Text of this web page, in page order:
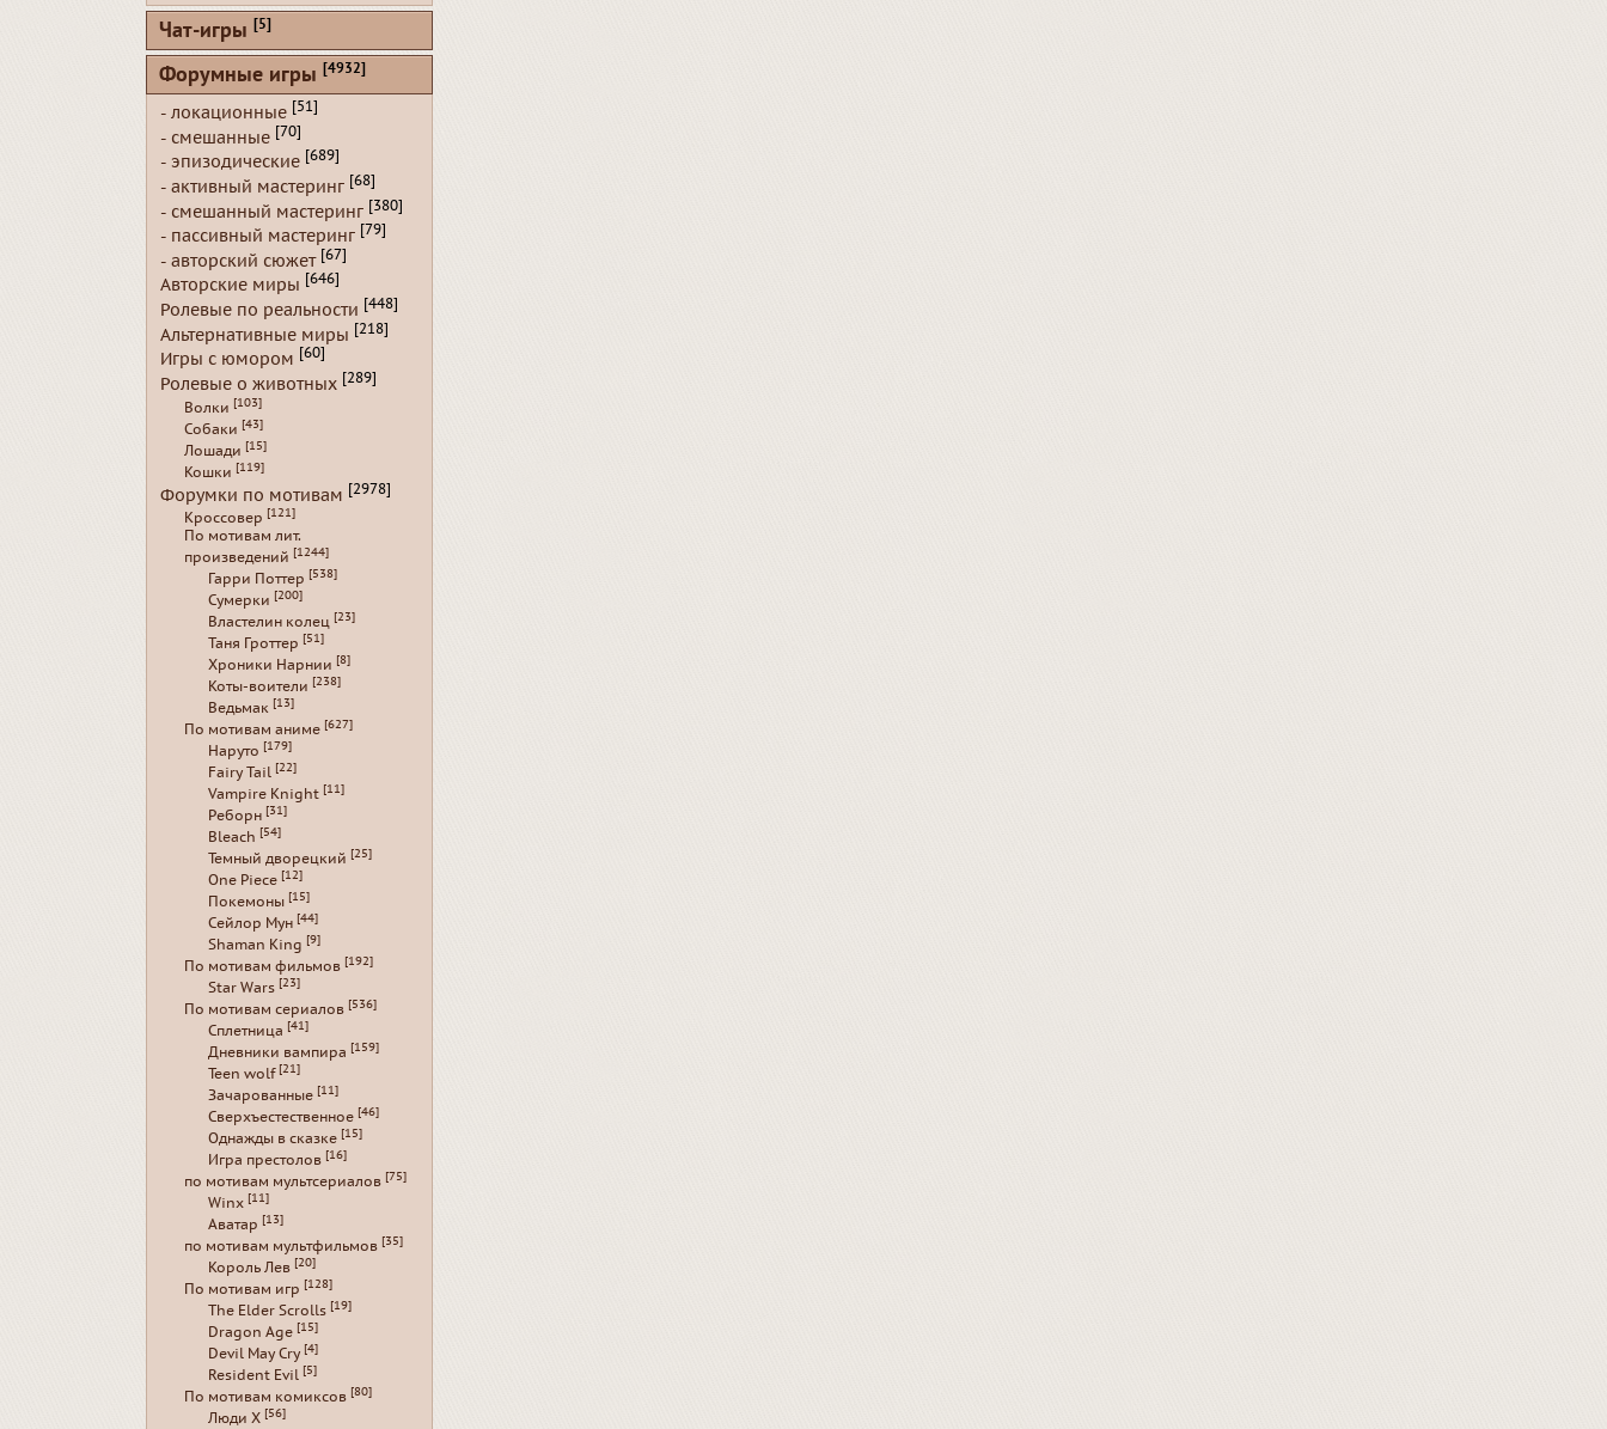
Чат-игры [5]
Форумные игры [4932]
- локационные [51]
- смешанные [70]
- эпизодические [689]
- активный мастеринг [68]
- смешанный мастеринг [380]
- пассивный мастеринг [79]
- авторский сюжет [67]
Авторские миры [646]
Ролевые по реальности [448]
Альтернативные миры [218]
Игры с юмором [60]
Ролевые о животных [289]
Волки [103]
Собаки [43]
Лошади [15]
Кошки [119]
Форумки по мотивам [2978]
Кроссовер [121]
По мотивам лит.
произведений [1244]
Гарри Поттер [538]
Сумерки [200]
Властелин колец [23]
Таня Гроттер [51]
Хроники Нарнии [8]
Коты-воители [238]
Ведьмак [13]
По мотивам аниме [627]
Наруто [179]
Fairy Tail [22]
Vampire Knight [11]
Реборн [31]
Bleach [54]
Темный дворецкий [25]
One Piece [12]
Покемоны [15]
Сейлор Мун [44]
Shaman King [9]
По мотивам фильмов [192]
Star Wars [23]
По мотивам сериалов [536]
Сплетница [41]
Дневники вампира [159]
Teen wolf [21]
Зачарованные [11]
Сверхъестественное [46]
Однажды в сказке [15]
Игра престолов [16]
по мотивам мультсериалов [75]
Winx [11]
Аватар [13]
по мотивам мультфильмов [35]
Король Лев [20]
По мотивам игр [128]
The Elder Scrolls [19]
Dragon Age [15]
Devil May Cry [4]
Resident Evil [5]
По мотивам комиксов [80]
Люди Х [56]